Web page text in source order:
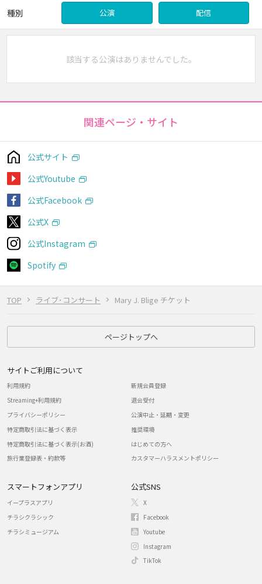
TOP ライブ･コンサート Mary J. Blige チケット
種別 公演 配信
該当する公演はありませんでした。
関連ページ・サイト
公式サイト
公式Youtube
公式Facebook
公式X
公式Instagram
Spotify
ページトップへ
サイトご利用について
利用規約
Streaming+利用規約
プライバシーポリシー
特定商取引法に基づく表示
特定商取引法に基づく表示(お酒)
旅行業登録表・約款等
新規会員登録
退会受付
公演中止・延期・変更
推奨環境
はじめての方へ
カスタマーハラスメントポリシー
スマートフォンアプリ
イープラスアプリ
チラシクラシック
チラシミュージアム
公式SNS
X
Facebook
Youtube
Instagram
TikTok